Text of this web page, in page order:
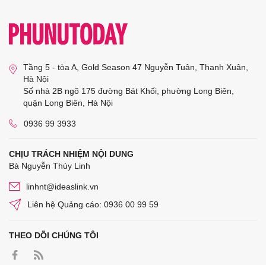
Tầng 5 - tòa A, Gold Season 47 Nguyễn Tuân, Thanh Xuân,
Hà Nội
Số nhà 2B ngõ 175 đường Bát Khối, phường Long Biên,
quận Long Biên, Hà Nội
0936 99 3933
CHỊU TRÁCH NHIỆM NỘI DUNG
Bà Nguyễn Thùy Linh
linhnt@ideaslink.vn
Liên hệ Quảng cáo: 0936 00 99 59
THEO DÕI CHÚNG TÔI